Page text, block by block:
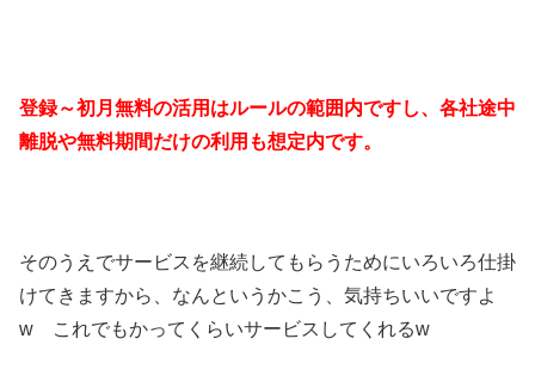
登録～初月無料の活用はルールの範囲内ですし、各社途中
離脱や無料期間だけの利用も想定内です。
そのうえでサービスを継続してもらうためにいろいろ仕掛
けてきますから、なんというかこう、気持ちいいですよ
w これでもかってくらいサービスしてくれるw